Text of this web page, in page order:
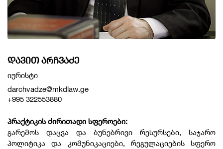
ᲓᲐᲕᲘᲗ ᲐᲠᲩᲕᲐᲫᲔ
იურისტი
darchvadze@mkdlaw.ge
+995 322553880
პრაქტიკის ძირითადი სფეროები:
გარემოს დაცვა და ბუნებრივი რესურსები, საჯარო
პოლიტიკა და კომუნიკაციები, რეგულაციების სფერო